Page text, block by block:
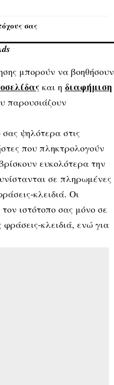
σας
μπορούν να βοηθήσουν
και η διαφήμιση
παρουσιάζουν
ψηλότερα στις
που πληκτρολογούν
ευκολότερα την
σε πληρωμένες
κλειδιά. Οι
ιστότοπο σας μόνο σε
κλειδιά, ενώ για